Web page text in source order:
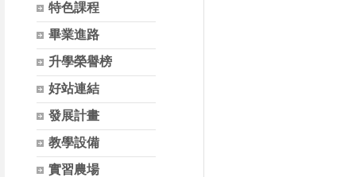
特色課程
畢業進路
升學榮譽榜
好站連結
發展計畫
教學設備
實習農場